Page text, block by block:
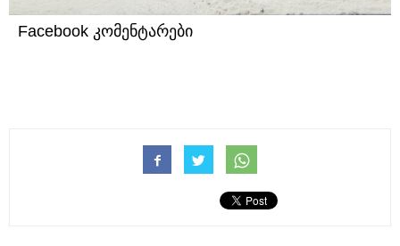
Facebook კომენტარები